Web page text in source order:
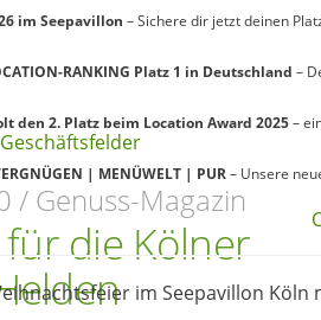
im Seepavillon – Sichere dir jetzt deinen
RANKING Platz 1 in Deutschland –
den 2. Platz beim Location Award 2025–
| MENÜWELT | PUR– Unsere
Geschäftsfelder
im Seepavillon
/ Genuss-Magazin
die Kölner